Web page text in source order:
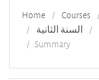
Home Courses
السنة الثانية
Summary